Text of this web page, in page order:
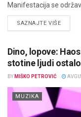
Manifestacija se
SAZNAJTE VIŠEDETAILS
Dino, lopove:
stotine ljudi
BY MIŠKO PETROVIĆ
MUZIKA